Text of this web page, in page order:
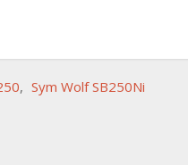
, Sym Wolf SB250Ni